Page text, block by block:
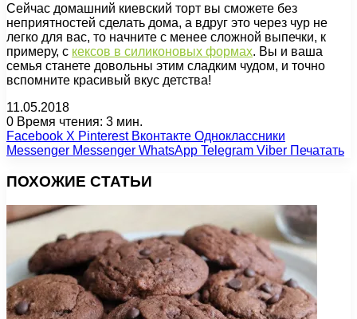
Сейчас домашний киевский торт вы сможете без
неприятностей сделать дома, а вдруг это через чур не
легко для вас, то начните с менее сложной выпечки, к
примеру, с кексов в силиконовых формах. Вы и ваша
семья станете довольны этим сладким чудом, и точно
вспомните красивый вкус детства!
11.05.2018
0 Время чтения: 3 мин.
Facebook X Pinterest Вконтакте Одноклассники
Messenger Messenger WhatsApp Telegram Viber Печатать
ПОХОЖИЕ СТАТЬИ